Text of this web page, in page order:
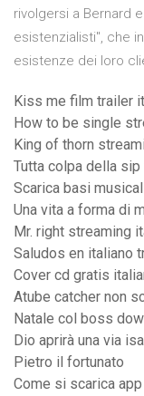
rivolgersi a Bernard
esistenzialisti", che
esistenze dei loro
Kiss me film trailer
How to be single
King of thorn
Tutta colpa della sip
Scarica basi
Una vita a forma di
Mr. right streaming
Saludos en italiano
Cover cd gratis
Atube catcher non
Natale col boss
Dio aprirà una via
Pietro il fortunato
Come si scarica